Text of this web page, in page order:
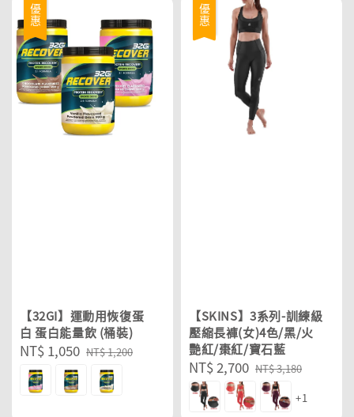
優惠
【32GI】運動用恢復蛋
白 蛋白能量飲 (桶裝)
Sale
price
NT$ 1,050 Regular
price
NT$ 1,200
優惠
【SKINS】3系列-訓練級
壓縮長褲(女)4色/黑/火
艷紅/棗紅/寶石藍
Sale
price
NT$ 2,700 Regular
price
NT$ 3,180
+1